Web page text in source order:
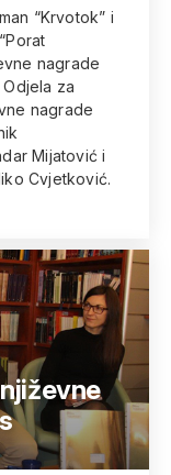
“Krvotok” i
nagrade
za
nagrade
Mijatović i
Cvjetković.